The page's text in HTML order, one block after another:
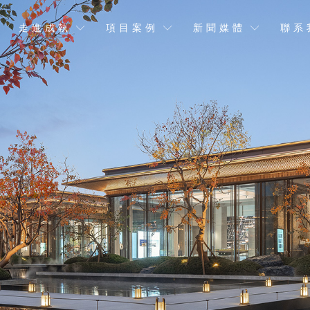
走進成執 項目案例 新聞媒體 聯系